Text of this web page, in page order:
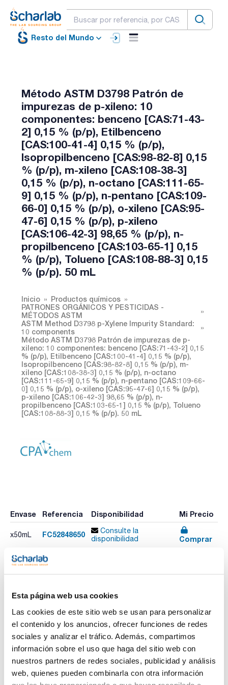
Esta página web usa cookies
Las cookies de este sitio web se usan para personalizar
el contenido y los anuncios, ofrecer funciones de redes
sociales y analizar el tráfico. Además, compartimos
información sobre el uso que haga del sitio web con
nuestros partners de redes sociales, publicidad y análisis
web, quienes pueden combinarla con otra información
Resto del Mundo
Método ASTM D3798 Patrón de
impurezas de p-xileno: 10
componentes: benceno [CAS:71-43-
2] 0,15 % (p/p), Etilbenceno
[CAS:100-41-4] 0,15 % (p/p),
Isopropilbenceno [CAS:98-82-8] 0,15
% (p/p), m-xileno [CAS:108-38-3]
0,15 % (p/p), n-octano [CAS:111-65-
9] 0,15 % (p/p), n-pentano [CAS:109-
66-0] 0,15 % (p/p), o-xileno [CAS:95-
47-6] 0,15 % (p/p), p-xileno
[CAS:106-42-3] 98,65 % (p/p), n-
propilbenceno [CAS:103-65-1] 0,15
% (p/p), Tolueno [CAS:108-88-3] 0,15
% (p/p). 50 mL
Inicio
Productos químicos
PATRONES ORGÁNICOS Y PESTICIDAS -
MÉTODOS ASTM
ASTM Method D3798 p-Xylene Impurity Standard:
10 components
Método ASTM D3798 Patrón de impurezas de p-
xileno: 10 componentes: benceno [CAS:71-43-2] 0,15
% (p/p), Etilbenceno [CAS:100-41-4] 0,15 % (p/p),
Isopropilbenceno [CAS:98-82-8] 0,15 % (p/p), m-
xileno [CAS:108-38-3] 0,15 % (p/p), n-octano
[CAS:111-65-9] 0,15 % (p/p), n-pentano [CAS:109-66-
0] 0,15 % (p/p), o-xileno [CAS:95-47-6] 0,15 % (p/p),
p-xileno [CAS:106-42-3] 98,65 % (p/p), n-
propilbenceno [CAS:103-65-1] 0,15 % (p/p), Tolueno
[CAS:108-88-3] 0,15 % (p/p). 50 mL
Envase Referencia Disponibilidad Mi Precio
x50mL FC52848650
Consulte la
disponibilidad
Comprar
producto
Características
Volumen : 50 mL
Method: Standard Test Method for Analysis of p-Xylene by
Gas Chromatography.
This test method covers the determination of known
hydrocarbon impurities in, and the purity of p-xylene by gas
chromatography (GC). It is generally meant for the analysis of
p-xylene of 99 % or greater purity. Impurity concentrations
that can be measured range from 0.001 to 1.000 weight %.
Composition:
Ver más